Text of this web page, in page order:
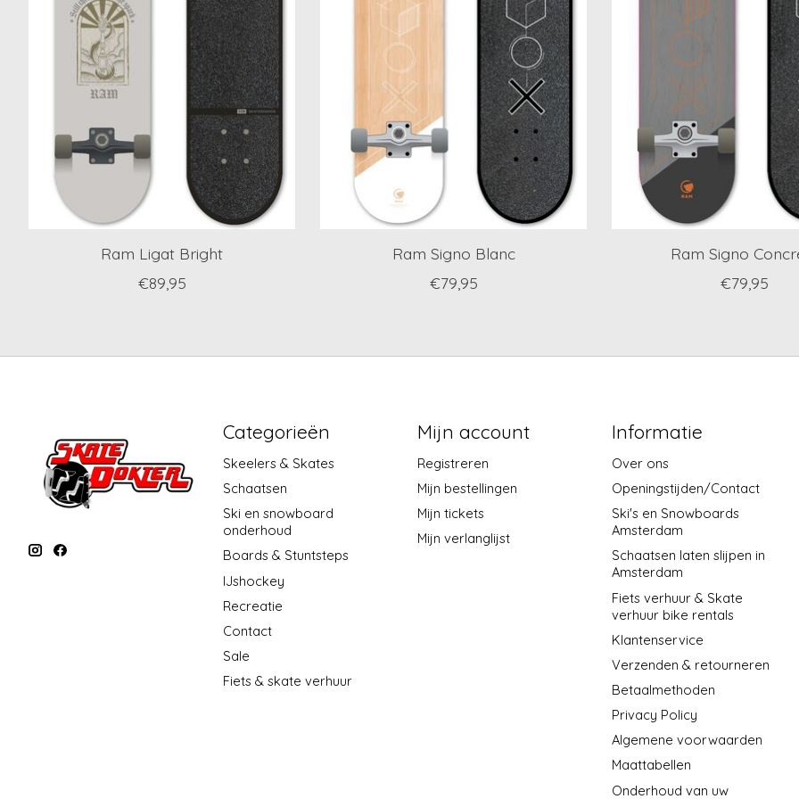
Ram Ligat Bright
€89,95
Ram Signo Blanc
€79,95
Ram Signo
€79,95
Categorieën
Skeelers & Skates
Schaatsen
Ski en snowboard
onderhoud
Boards & Stuntsteps
IJshockey
Recreatie
Contact
Sale
Fiets & skate verhuur
Mijn account
Registreren
Mijn bestellingen
Mijn tickets
Mijn verlanglijst
Informatie
Over ons
Openingstijden/Contact
Ski's en Snowboards
Amsterdam
Schaatsen laten slijpen in
Amsterdam
Fiets verhuur & Skate
verhuur bike rentals
Klantenservice
Verzenden & retourneren
Betaalmethoden
Privacy Policy
Algemene voorwaarden
Maattabellen
Onderhoud van uw